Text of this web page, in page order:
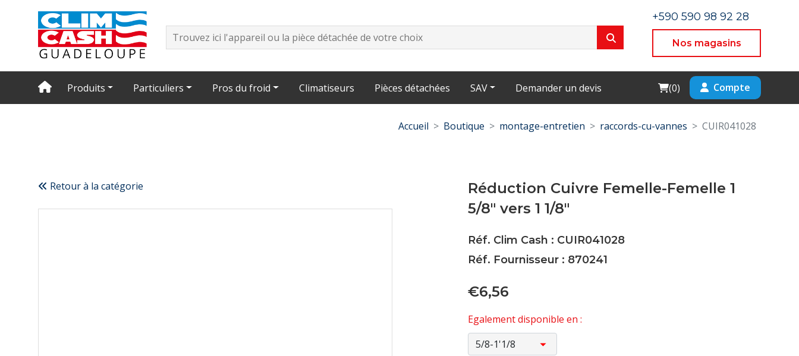
+590 590 98 92 28
Nos magasins
Produits Particuliers Pros du froid Climatiseurs Pièces détachées SAV Demander un devis Cart
(0) Compte
Accueil Boutique montage-entretien raccords-cu-vannes CUIR041028
Retour à la catégorie
Réduction Cuivre Femelle-Femelle 1
5/8" vers 1 1/8"
Réf. Clim Cash : CUIR041028
Réf. Fournisseur : 870241
€6,56
Egalement disponible en :